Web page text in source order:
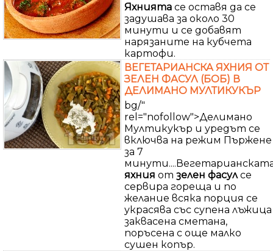
Яхнията се оставя да се
задушава за около 30
минути и се добавят
нарязаните на кубчета
картофи.
ВЕГЕТАРИАНСКА ЯХНИЯ ОТ
ЗЕЛЕН ФАСУЛ (БОБ) В
ДЕЛИМАНО МУЛТИКУКЪР
bg/"
rel="nofollow">Делимано
Мултикукър и уредът се
включва на режим Пържене
за 7
яхния от зелен фасул се
сервира гореща и по
желание всяка порция се
украсява със супена лъжица
заквасена сметана,
поръсена с още малко
сушен копър.